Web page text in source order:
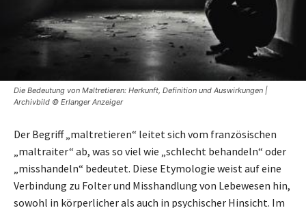
Die Bedeutung von Maltretieren: Herkunft, Definition und Auswirkungen |
Archivbild © Erlanger Anzeiger
Der Begriff „maltretieren“ leitet sich vom französischen
„maltraiter“ ab, was so viel wie „schlecht behandeln“ oder
„misshandeln“ bedeutet. Diese Etymologie weist auf eine
Verbindung zu Folter und Misshandlung von Lebewesen hin,
sowohl in körperlicher als auch in psychischer Hinsicht. Im